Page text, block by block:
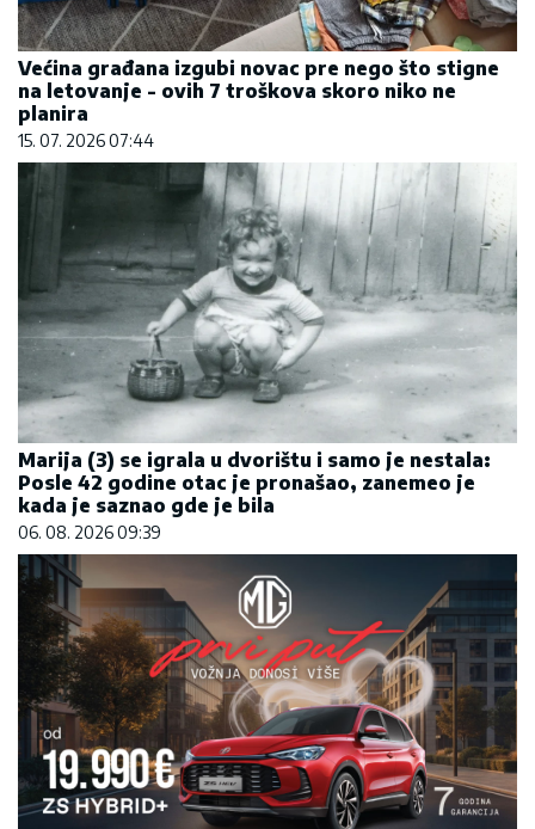
Većina građana izgubi novac pre nego što stigne
na letovanje - ovih 7 troškova skoro niko ne
planira
15. 07. 2026 07:44
Marija (3) se igrala u dvorištu i samo je nestala:
Posle 42 godine otac je pronašao, zanemeo je
kada je saznao gde je bila
06. 08. 2026 09:39